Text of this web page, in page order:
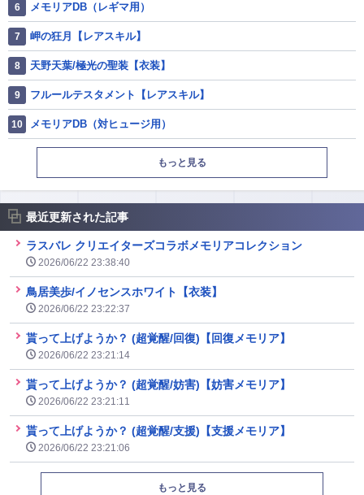
メモリアDB（レギマ用）
岬の狂月【レアスキル】
天野天葉/極光の聖装【衣装】
フルールテスタメント【レアスキル】
メモリアDB（対ヒュージ用）
もっと見る
最近更新された記事
ラスバレ クリエイターズコラボメモリアコレクション
2026/06/22 23:38:40
鳥居美歩/イノセンスホワイト【衣装】
2026/06/22 23:22:37
貰って上げようか？ (超覚醒/回復)【回復メモリア】
2026/06/22 23:21:14
貰って上げようか？ (超覚醒/妨害)【妨害メモリア】
2026/06/22 23:21:11
貰って上げようか？ (超覚醒/支援)【支援メモリア】
2026/06/22 23:21:06
もっと見る